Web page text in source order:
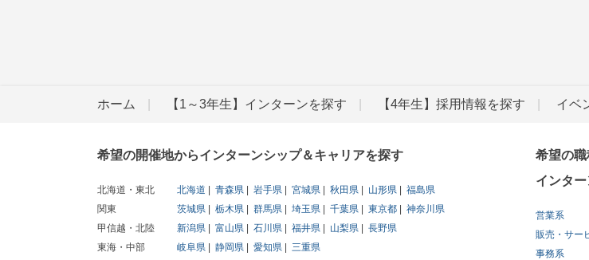
ホーム 【1～3年生】インターンを探す 【4年生】採用情報を探す イベ
希望の開催地からインターンシップ＆キャリアを探す
北海道・東北 北海道 青森県 岩手県 宮城県 秋田県 山形県
福島県
関東
茨城県 栃木県 群馬県 埼玉県 千葉県 東京都
神奈川県
甲信越・北陸
新潟県 富山県 石川県 福井県 山梨県
長野県
東海・中部
岐阜県 静岡県 愛知県
三重県
希望の職
インタ
営業系
販売・サー
事務系